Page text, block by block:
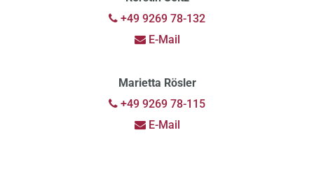
+49 9269 78-132
E-Mail
Marietta Rösler
+49 9269 78-115
E-Mail